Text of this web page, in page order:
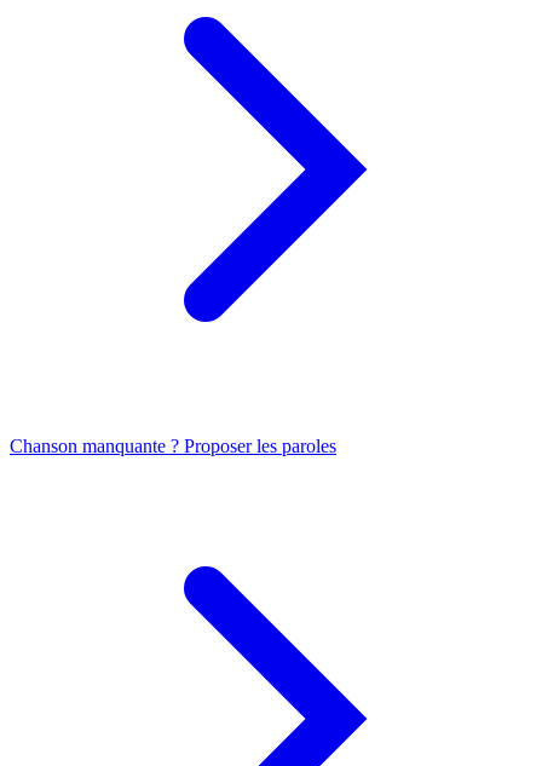
Chanson manquante ? Proposer les paroles